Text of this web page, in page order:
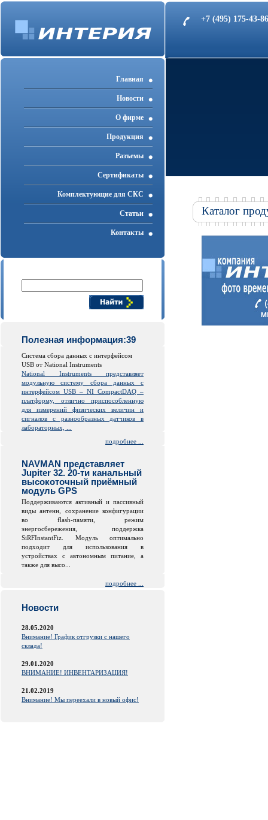
+7 (495) 175-43-
Главная
Новости
О фирме
Продукция
Разъемы
Cертификаты
Комплектующие для СКС
Статьи
Контакты
Полезная информация:39
Система сбора данных с интерфейсом
USB от National Instruments
National Instruments представляет
модульную систему сбора данных с
интерфейсом USB – NI CompactDAQ –
платформу, отлично приспособленную
для измерений физических величин и
сигналов с разнообразных датчиков в
лабораторных, ...
подробнее ...
NAVMAN представляет
Jupiter 32. 20-ти канальный
высокоточный приёмный
модуль GPS
Поддерживаются активный и пассивный
виды антенн, сохранение конфигурации
во flash-памяти, режим
энергосбережения, поддержка
SiRFInstantFiz. Модуль оптимально
подходит для использования в
устройствах с автономным питание, а
также для высо...
подробнее ...
Новости
28.05.2020
Внимание! График отгрузки с нашего
склада!
29.01.2020
ВНИМАНИЕ! ИНВЕНТАРИЗАЦИЯ!
21.02.2019
Внимание! Мы переехали в новый офис!
Каталог